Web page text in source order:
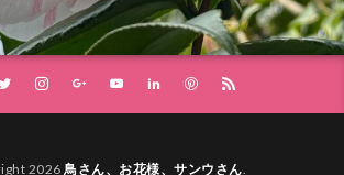
2026鳥さん、お花様、サンウさん